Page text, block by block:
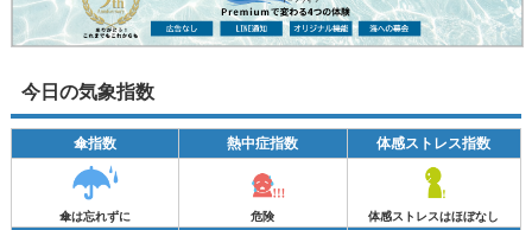
今日の気象指数
傘指数 熱中症指数 体感ストレス指数
傘は忘れずに 危険 体感ストレスはほぼなし